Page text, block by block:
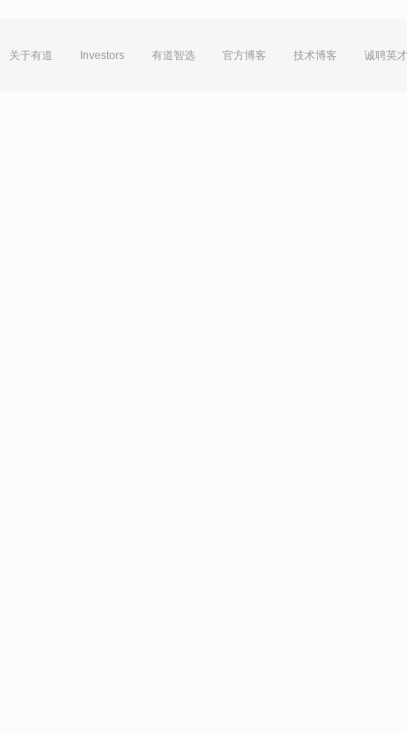
关于有道 Investors 有道智选 官方博客 技术博客 诚聘英才